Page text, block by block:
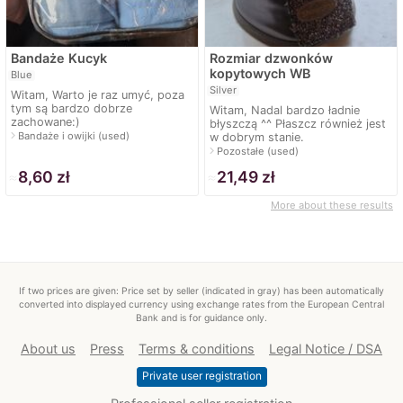
Bandaże Kucyk
Blue
Witam, Warto je raz umyć, poza
tym są bardzo dobrze
zachowane:)
navigate_nextBandaże i owijki (used)
8,60 zł
Rozmiar dzwonków
kopytowych WB
Silver
Witam, Nadal bardzo ładnie
błyszczą ^^ Płaszcz również jest
w dobrym stanie.
navigate_nextPozostałe (used)
21,49 zł
More about these results
If two prices are given: Price set by seller (indicated in gray) has been automatically
converted into displayed currency using exchange rates from the European Central
Bank and is for guidance only.
About us Press Terms & conditions Legal Notice / DSA
Private user registration